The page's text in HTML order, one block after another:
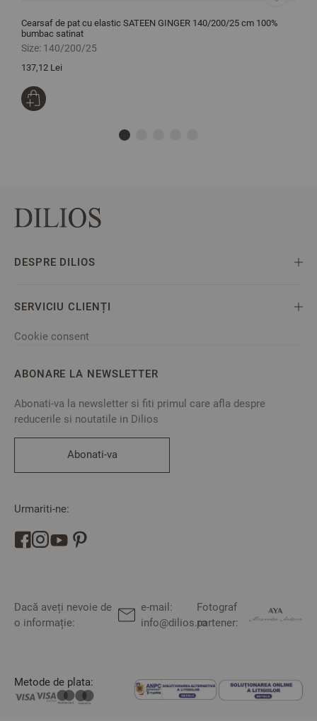
Cearsaf de pat cu elastic SATEEN GINGER 140/200/25 cm 100%
bumbac satinat
Size: 140/200/25
137,12 Lei
DESPRE DILIOS
SERVICIU CLIENȚI
Cookie consent
ABONARE LA NEWSLETTER
Abonati-va la newsletter si fiti primul care afla despre
reducerile si noutatile in Dilios
Abonati-va
Urmariti-ne:
Dacă aveți nevoie de
o informație:
e-mail:
info@dilios.ro
Fotograf
partener:
Metode de plata: